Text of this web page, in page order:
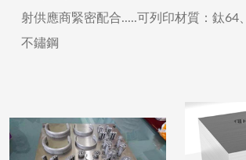
射供應商緊密配合.....可列印材質：鈦64
不鏽鋼